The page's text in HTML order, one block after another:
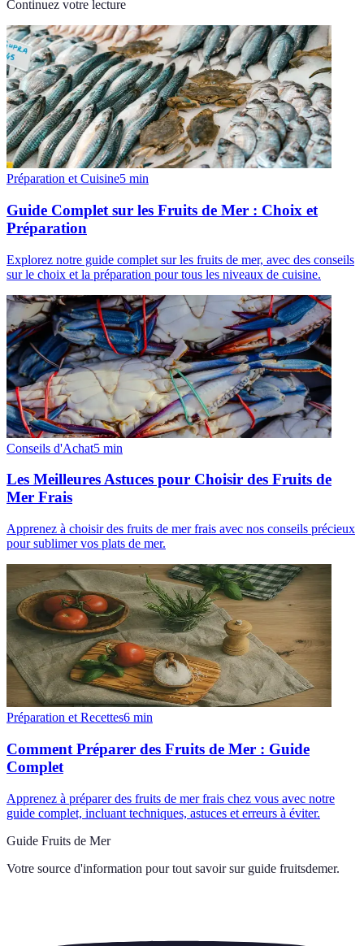
Continuez votre lecture
Préparation et Cuisine5 min
Guide Complet sur les Fruits de Mer : Choix et
Préparation
Explorez notre guide complet sur les fruits de mer, avec des conseils
sur le choix et la préparation pour tous les niveaux de cuisine.
Conseils d'Achat5 min
Les Meilleures Astuces pour Choisir des Fruits de
Mer Frais
Apprenez à choisir des fruits de mer frais avec nos conseils précieux
pour sublimer vos plats de mer.
Préparation et Recettes6 min
Comment Préparer des Fruits de Mer : Guide
Complet
Apprenez à préparer des fruits de mer frais chez vous avec notre
guide complet, incluant techniques, astuces et erreurs à éviter.
Guide Fruits de Mer
Votre source d'information pour tout savoir sur guide fruitsdemer.